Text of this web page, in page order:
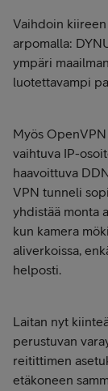
Vaihdoin
arpomalla:
ympäri
luotettavampi
Myös
vaihtuva IP-
haavoittuva
VPN tunneli
yhdistää monta
kun kamera
aliverkoissa,
helposti.
Laitan nyt
perustuvan
reitittimen
etäkoneen